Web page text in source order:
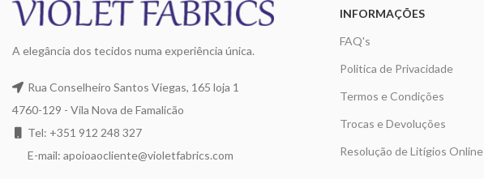
A elegância dos tecidos numa experiência única.
Rua Conselheiro Santos Viegas, 165 loja 1
4760-129 - Vila Nova de Famalicão
Tel: +351 912 248 327
E-mail: apoioaocliente@violetfabrics.com
INFORMAÇÕES
FAQ's
Politica de Privacidade
Termos e Condições
Trocas e Devoluções
Resolução de Litígios Online